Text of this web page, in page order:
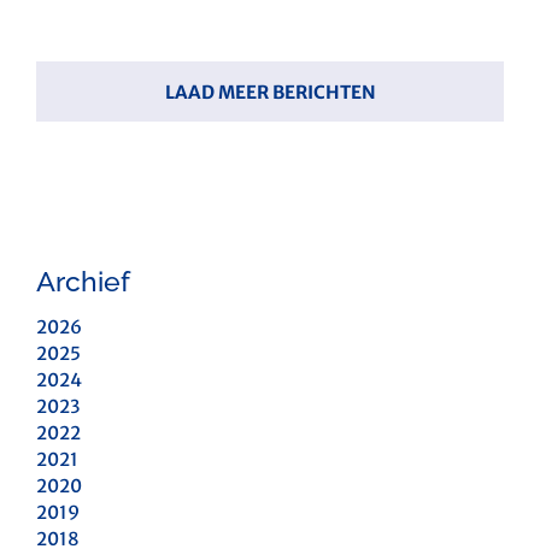
LAAD MEER BERICHTEN
Archief
2026
2025
2024
2023
2022
2021
2020
2019
2018